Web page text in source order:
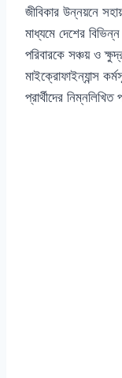
জীবিকার উন্নয়নে
মাধ্যমে দেশের
পরিবারকে সঞ্চয় ও
মাইক্রোফাইন্যান্স
প্রার্থীদের